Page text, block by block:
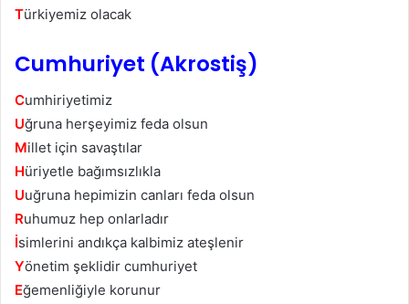
Türkiyemiz olacak
Cumhuriyet (Akrostiş)
Cumhiriyetimiz
Uğruna herşeyimiz feda olsun
Millet için savaştılar
Hüriyetle bağımsızlıkla
Uuğruna hepimizin canları feda olsun
Ruhumuz hep onlarladır
İsimlerini andıkça kalbimiz ateşlenir
Yönetim şeklidir cumhuriyet
Eğemenliğiyle korunur